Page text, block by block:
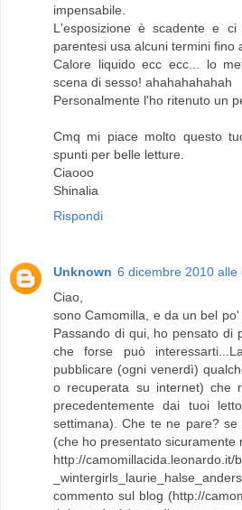
impensabile.
L'esposizione è scadente e
parentesi usa alcuni termini fino
Calore liquido ecc ecc... lo
scena di sesso! ahahahahahah
Personalmente l'ho ritenuto un
Cmq mi piace molto questo
spunti per belle letture.
Ciaooo
Shinalia
Rispondi
Unknown 6 dicembre 2010 alle
Ciao,
sono Camomilla, e da un bel
Passando di qui, ho pensato di
che forse può
pubblicare (ogni venerdì)
o recuperata su internet) che
precedentemente dai tuoi
settimana). Che te ne pare?
(che ho presentato sicuramente
http://camomillacida.leonardo.it/
commento sul blog (http://